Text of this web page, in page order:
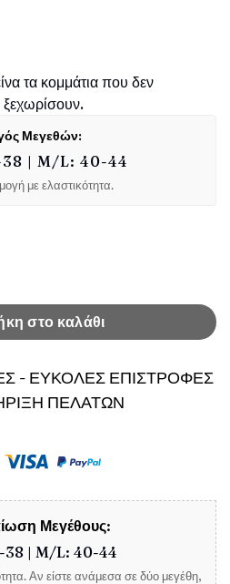
τα κομμάτια που δεν
ξεχωρίσουν.
Μεγεθών:
| M/L: 40-44
με ελαστικότητα.
Μπεζ Ζέβρα ποσότητα
στο καλάθι
- ΕΥΚΟΛΕΣ ΕΠΙΣΤΡΟΦΕΣ
ΠΕΛΑΤΩΝ
Μεγέθους:
38 | M/L: 40-44
Αν είστε ανάμεσα σε δύο μεγέθη,